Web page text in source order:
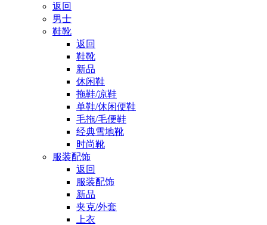
返回
男士
鞋靴
返回
鞋靴
新品
休闲鞋
拖鞋/凉鞋
单鞋/休闲便鞋
毛拖/毛便鞋
经典雪地靴
时尚靴
服装配饰
返回
服装配饰
新品
夹克/外套
上衣